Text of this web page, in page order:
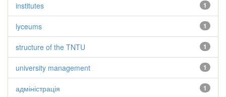
1
institutes
1
lyceums
1
structure of the TNTU
1
university management
1
адміністрація